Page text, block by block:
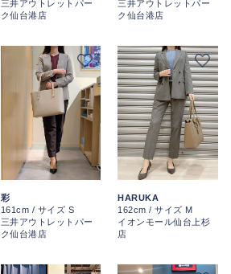
三井アウトレットパー
ク仙台港店
三井アウトレットパー
ク仙台港店
彩
161cm / サイズ S
三井アウトレットパー
ク仙台港店
HARUKA
162cm / サイズ M
イオンモール仙台上杉
店